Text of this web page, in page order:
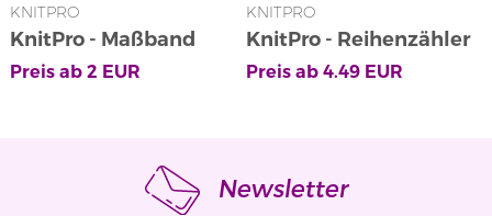
KNITPRO
KnitPro - Maßband
Preis ab 2 EUR
KNITPRO
KnitPro - Reihenzähler
in Rosa mit
Preis ab 4.49EUR
Newsletter